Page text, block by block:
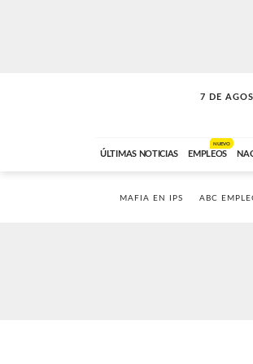
7 DE
LA
ÚLTIMAS NOTICIAS EMPLEOS
NUEVO
MAFIA EN IPS ABC